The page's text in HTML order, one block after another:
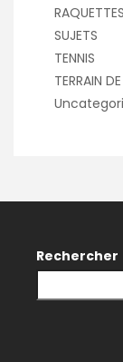
RAQUETTES
SUJETS
TENNIS
TERRAIN
Rechercher